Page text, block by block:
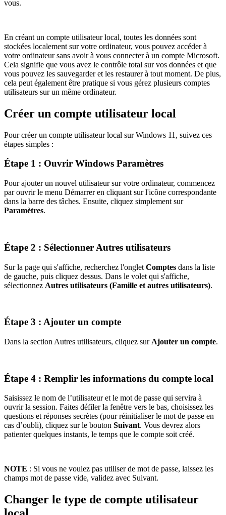
vous.
En créant un compte utilisateur local, toutes les données sont
stockées localement sur votre ordinateur, vous pouvez accéder à
votre ordinateur sans avoir à vous connecter à un compte Microsoft.
Cela signifie que vous avez le contrôle total sur vos données et que
vous pouvez les sauvegarder et les restaurer à tout moment. De plus,
cela peut également être pratique si vous gérez plusieurs comptes
utilisateurs sur un même ordinateur.
Créer un compte utilisateur local
Pour créer un compte utilisateur local sur Windows 11, suivez ces
étapes simples :
Étape 1 : Ouvrir Windows Paramètres
Pour ajouter un nouvel utilisateur sur votre ordinateur, commencez
par ouvrir le menu Démarrer en cliquant sur l'icône correspondante
dans la barre des tâches. Ensuite, cliquez simplement sur
Paramètres.
Étape 2 : Sélectionner Autres utilisateurs
Sur la page qui s'affiche, recherchez l'onglet Comptes dans la liste
de gauche, puis cliquez dessus. Dans le volet qui s'affiche,
sélectionnez Autres utilisateurs (Famille et autres utilisateurs).
Étape 3 : Ajouter un compte
Dans la section Autres utilisateurs, cliquez sur Ajouter un compte.
Étape 4 : Remplir les informations du compte local
Saisissez le nom de l’utilisateur et le mot de passe qui servira à
ouvrir la session. Faites défiler la fenêtre vers le bas, choisissez les
questions et réponses secrètes (pour réinitialiser le mot de passe en
cas d’oubli), cliquez sur le bouton Suivant. Vous devrez alors
patienter quelques instants, le temps que le compte soit créé.
NOTE : Si vous ne voulez pas utiliser de mot de passe, laissez les
champs mot de passe vide, validez avec Suivant.
Changer le type de compte utilisateur